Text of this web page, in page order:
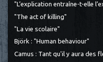
"L’explication entraîne-t-elle
"The act of killing"
"La vie scolaire"
Björk : "Human behaviour"
Camus : Tant qu'il y aura des